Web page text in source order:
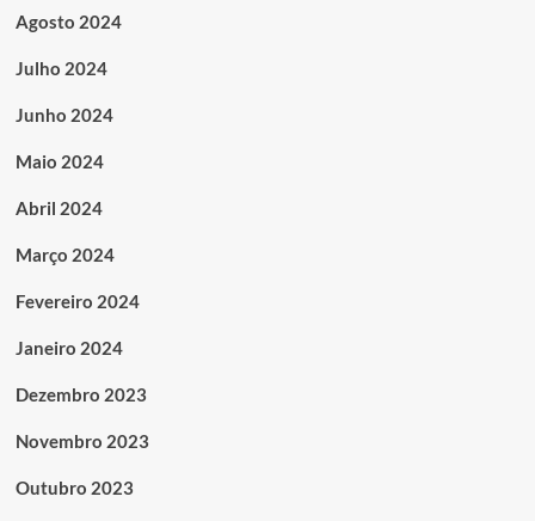
Agosto 2024
Julho 2024
Junho 2024
Maio 2024
Abril 2024
Março 2024
Fevereiro 2024
Janeiro 2024
Dezembro 2023
Novembro 2023
Outubro 2023